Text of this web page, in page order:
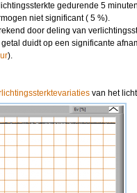
gedurende 5
niet significant ( 5 %).
door deling van
duidt op een significante
).
van het